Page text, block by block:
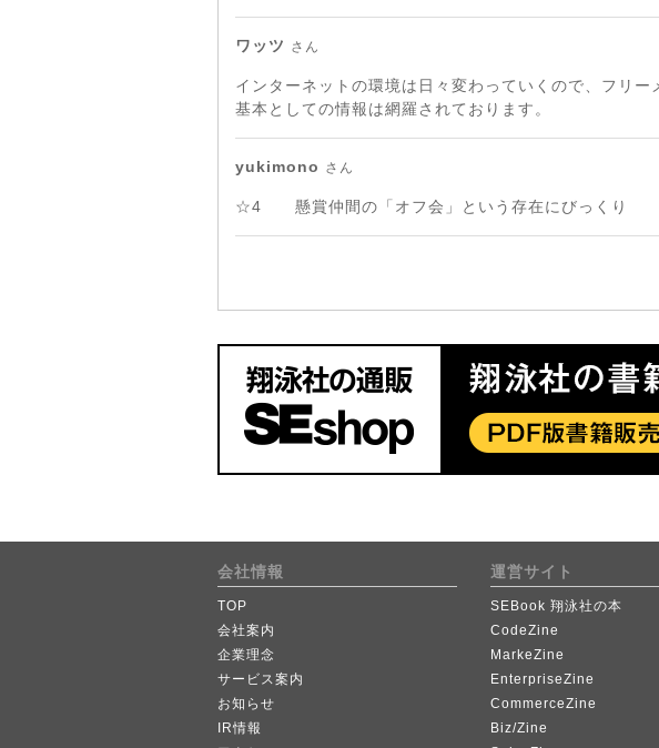
ワッツ さん
インターネットの環境は日々変わっていくので、フリ
基本としての情報は網羅されております。
yukimono さん
☆4 懸賞仲間の「オフ会」という存在にびっくり
会社情報
TOP
会社案内
企業理念
サービス案内
お知らせ
IR情報
運営サイト
SEBook 翔泳社の本
CodeZine
MarkeZine
EnterpriseZine
CommerceZine
Biz/Zine